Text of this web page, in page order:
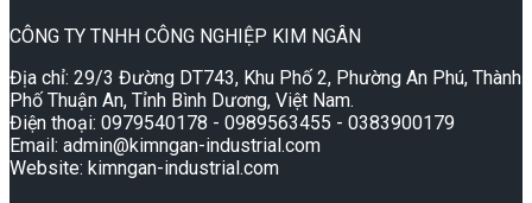
CÔNG TY TNHH CÔNG NGHIỆP KIM NGÂN
Địa chỉ: 29/3 Đường DT743, Khu Phố 2, Phường An Phú, Thành
Phố Thuận An, Tỉnh Bình Dương, Việt Nam.
Điện thoại: 0979540178 - 0989563455 - 0383900179
Email: admin@kimngan-industrial.com
Website: kimngan-industrial.com